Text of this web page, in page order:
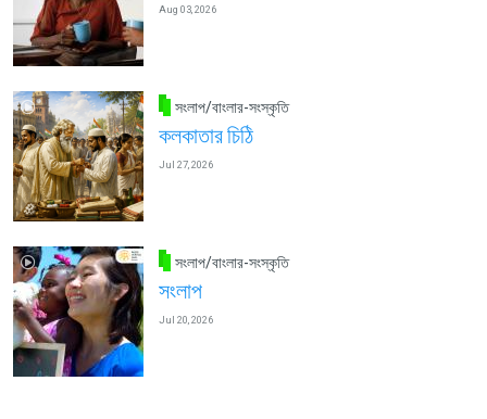
Aug 03, 2026
সংলাপ/বাংলার-সংস্কৃতি
কলকাতার চিঠি
Jul 27, 2026
সংলাপ/বাংলার-সংস্কৃতি
সংলাপ
Jul 20, 2026